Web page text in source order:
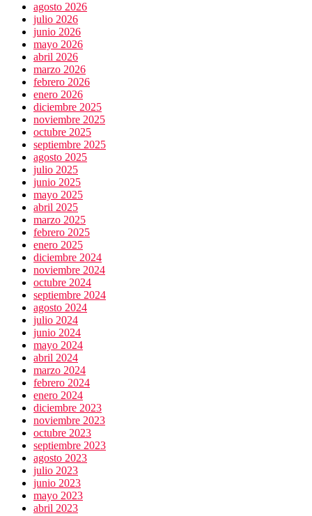
agosto 2026
julio 2026
junio 2026
mayo 2026
abril 2026
marzo 2026
febrero 2026
enero 2026
diciembre 2025
noviembre 2025
octubre 2025
septiembre 2025
agosto 2025
julio 2025
junio 2025
mayo 2025
abril 2025
marzo 2025
febrero 2025
enero 2025
diciembre 2024
noviembre 2024
octubre 2024
septiembre 2024
agosto 2024
julio 2024
junio 2024
mayo 2024
abril 2024
marzo 2024
febrero 2024
enero 2024
diciembre 2023
noviembre 2023
octubre 2023
septiembre 2023
agosto 2023
julio 2023
junio 2023
mayo 2023
abril 2023